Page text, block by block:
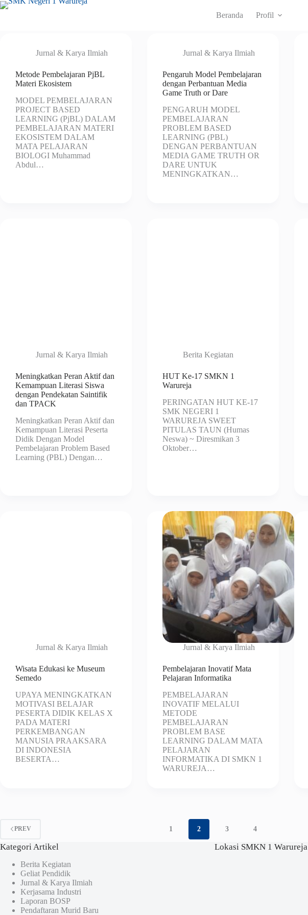
Beranda Profil
Jurnal & Karya Ilmiah
Metode Pembelajaran PjBL
Materi Ekosistem
MODEL PEMBELAJARAN
PROJECT BASED
LEARNING (PjBL) DALAM
PEMBELAJARAN MATERI
EKOSISTEM DALAM
MATA PELAJARAN
BIOLOGI Muhammad
Abdul…
Jurnal & Karya Ilmiah
Pengaruh Model Pembelajaran
dengan Perbantuan Media
Game Truth or Dare
PENGARUH MODEL
PEMBELAJARAN
PROBLEM BASED
LEARNING (PBL)
DENGAN PERBANTUAN
MEDIA GAME TRUTH OR
DARE UNTUK
MENINGKATKAN…
Jurnal & Karya Ilmiah
Meningkatkan Peran Aktif dan
Kemampuan Literasi Siswa
dengan Pendekatan Saintifik
dan TPACK
Meningkatkan Peran Aktif dan
Kemampuan Literasi Peserta
Didik Dengan Model
Pembelajaran Problem Based
Learning (PBL) Dengan…
Berita Kegiatan
HUT Ke-17 SMKN 1
Warureja
PERINGATAN HUT KE-17
SMK NEGERI 1
WARUREJA SWEET
PITULAS TAUN (Humas
Neswa) ~ Diresmikan 3
Oktober…
Jurnal & Karya Ilmiah
Wisata Edukasi ke Museum
Semedo
UPAYA MENINGKATKAN
MOTIVASI BELAJAR
PESERTA DIDIK KELAS X
PADA MATERI
PERKEMBANGAN
MANUSIA PRAAKSARA
DI INDONESIA
BESERTA…
Jurnal & Karya Ilmiah
Pembelajaran Inovatif Mata
Pelajaran Informatika
PEMBELAJARAN
INOVATIF MELALUI
METODE
PEMBELAJARAN
PROBLEM BASE
LEARNING DALAM MATA
PELAJARAN
INFORMATIKA DI SMKN 1
WARUREJA…
PREV 1 2 3 4
Kategori Artikel
Berita Kegiatan
Geliat Pendidik
Jurnal & Karya Ilmiah
Kerjasama Industri
Laporan BOSP
Pendaftaran Murid Baru
Lokasi SMKN 1 Warureja